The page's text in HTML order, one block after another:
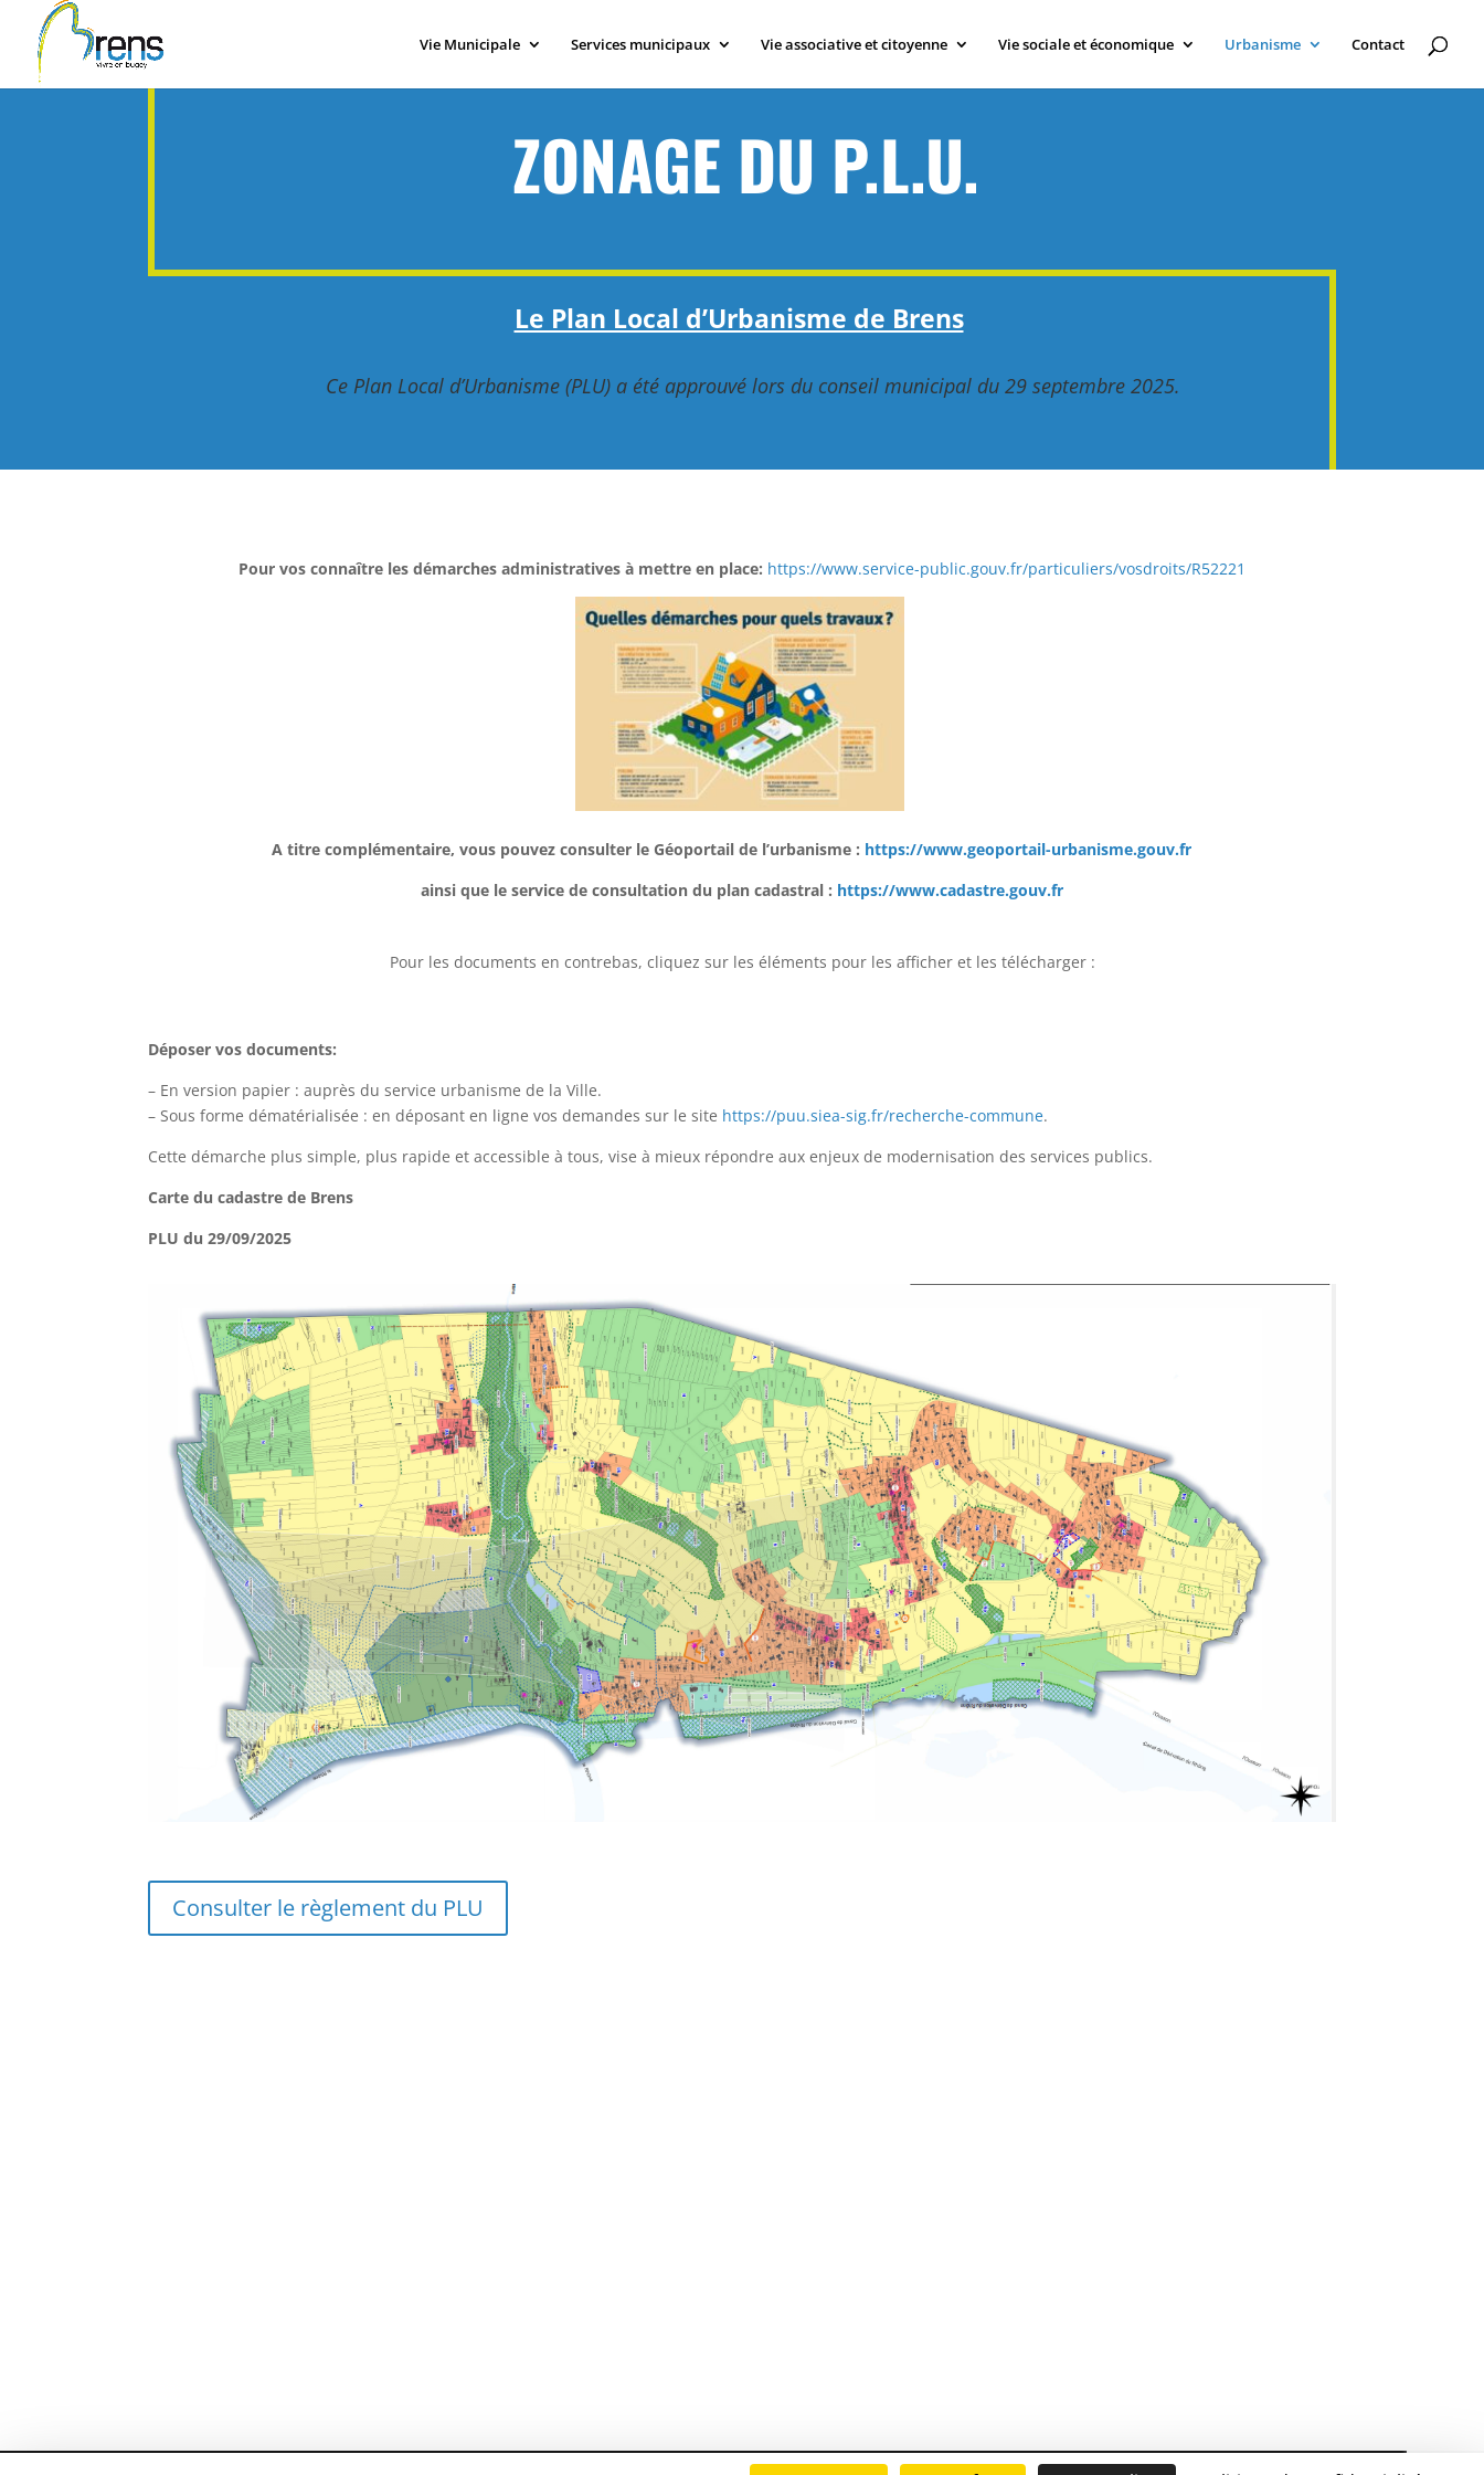
Vie Municipale Services municipaux Vie associative et citoyenne Vie sociale et économique Urbanisme Contact
ZONAGE DU P.L.U.
Le Plan Local d’Urbanisme de Brens
Ce Plan Local d’Urbanisme (PLU) a été approuvé lors du conseil municipal du 29 septembre 2025.
Pour vos connaître les démarches administratives à mettre en place: https://www.service-public.gouv.fr/particuliers/vosdroits/R52221
A titre complémentaire, vous pouvez consulter le Géoportail de l’urbanisme : https://www.geoportail-urbanisme.gouv.fr
ainsi que le service de consultation du plan cadastral : https://www.cadastre.gouv.fr
Pour les documents en contrebas, cliquez sur les éléments pour les afficher et les télécharger :
Déposer vos documents:
– En version papier : auprès du service urbanisme de la Ville.
– Sous forme dématérialisée : en déposant en ligne vos demandes sur le site https://puu.siea-sig.fr/recherche-commune.
Cette démarche plus simple, plus rapide et accessible à tous, vise à mieux répondre aux enjeux de modernisation des services publics.
Carte du cadastre de Brens
PLU du 29/09/2025
Consulter le règlement du PLU
Panneau de gestion des cookies